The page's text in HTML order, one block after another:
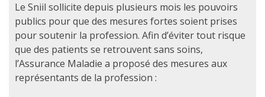
Le Sniil sollicite depuis plusieurs mois les pouvoirs
publics pour que des mesures fortes soient prises
pour soutenir la profession. Afin d’éviter tout risque
que des patients se retrouvent sans soins,
l’Assurance Maladie a proposé des mesures aux
représentants de la profession :